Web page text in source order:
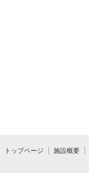
トップページ 施設概要